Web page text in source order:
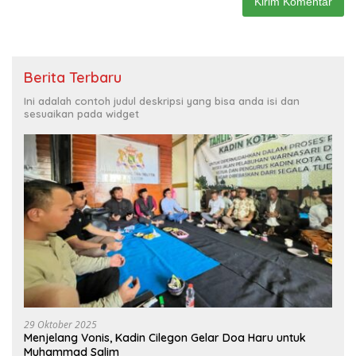
Berita Terbaru
Ini adalah contoh judul deskripsi yang bisa anda isi dan
sesuaikan pada widget
29 Oktober 2025
Menjelang Vonis, Kadin Cilegon Gelar Doa Haru untuk
Muhammad Salim